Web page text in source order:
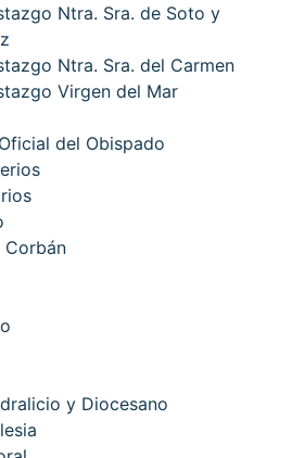
Ntra. Sra. de Soto y
Ntra. Sra. del Carmen
Virgen del Mar
del Obispado
Corbán
y Diocesano